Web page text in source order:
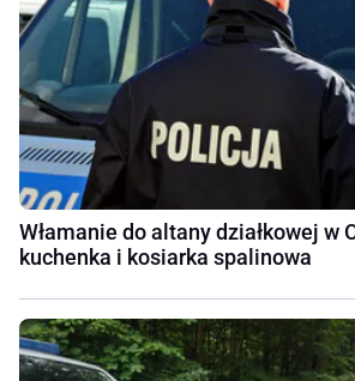
Włamanie do altany działkowej w
kuchenka i kosiarka spalinowa